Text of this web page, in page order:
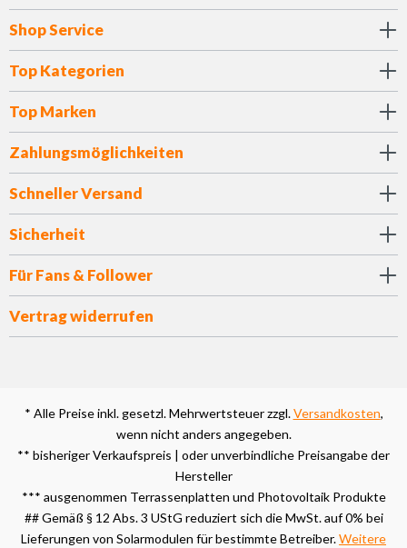
Shop Service
Top Kategorien
Top Marken
Zahlungsmöglichkeiten
Schneller Versand
Sicherheit
Für Fans & Follower
Vertrag widerrufen
* Alle Preise inkl. gesetzl. Mehrwertsteuer zzgl.Versandkosten,
wenn nicht anders angegeben.
** bisheriger Verkaufspreis | oder unverbindliche Preisangabe der
Hersteller
*** ausgenommen Terrassenplatten und Photovoltaik Produkte
## Gemäß § 12 Abs. 3 UStG reduziert sich die MwSt. auf 0% bei
Lieferungen von Solarmodulen für bestimmte Betreiber.Weitere